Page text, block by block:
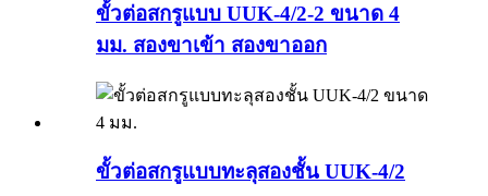
ขั้วต่อสกรูแบบ UUK-4/2-2 ขนาด 4
มม. สองขาเข้า สองขาออก
ขั้วต่อสกรูแบบทะลุสองชั้น UUK-4/2